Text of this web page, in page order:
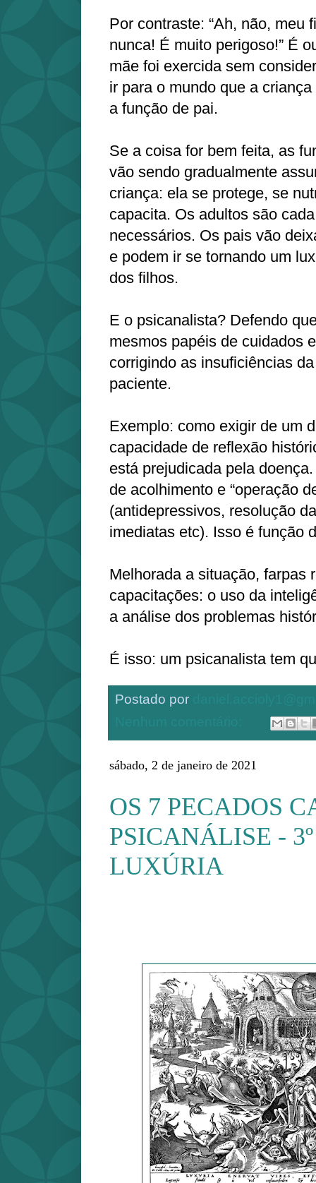
Por contraste: “Ah, não, meu
nunca! É muito perigoso!” É
mãe foi exercida sem
ir para o mundo que a
a função de pai.
Se a coisa for bem feita, as
vão sendo gradualmente
criança: ela se protege, se
capacita. Os adultos são
necessários. Os pais vão
e podem ir se tornando um
dos filhos.
E o psicanalista? Defendo
mesmos papéis de cuidados
corrigindo as insuficiências
paciente.
Exemplo: como exigir de um
capacidade de reflexão
está prejudicada pela
de acolhimento e “operação
(antidepressivos, resolução
imediatas etc). Isso é função
Melhorada a situação, farpas
capacitações: o uso da
a análise dos problemas
É isso: um psicanalista tem
Postado por
sábado, 2 de janeiro de 2021
OS 7 PECADOS
PSICANÁLISE -
LUXÚRIA